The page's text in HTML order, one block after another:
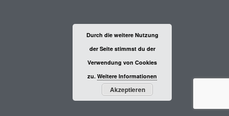
Durch die weitere Nutzung
der Seite stimmst du der
Verwendung von Cookies
zu. Weitere Informationen
Akzeptieren